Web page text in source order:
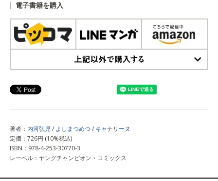
電子書籍を購入
著者： 内河弘児/ よしまつめつ / キャナリーヌ
定価：726円 (10%税込)
ISBN：978-4-253-30770-3
レーベル：ヤングチャンピオン・コミックス